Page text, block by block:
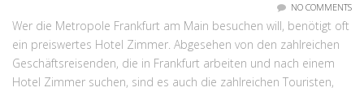
NO COMMENTS
Wer die Metropole Frankfurt am Main besuchen will, benötigt oft
ein preiswertes Hotel Zimmer. Abgesehen von den zahlreichen
Geschäftsreisenden, die in Frankfurt arbeiten und nach einem
Hotel Zimmer suchen, sind es auch die zahlreichen Touristen,